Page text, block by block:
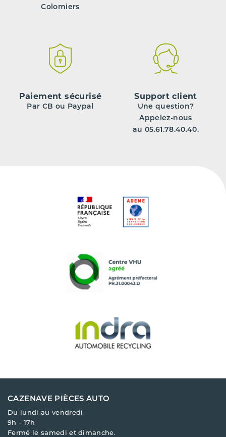
Colomiers
Paiement sécurisé
Par CB ou Paypal
Support client
Une question?
Appelez-nous
au 05.61.78.40.40.
CAZENAVE PIÈCES AUTO
Du lundi au vendredi
9h - 17h
Fermé le samedi et dimanche.